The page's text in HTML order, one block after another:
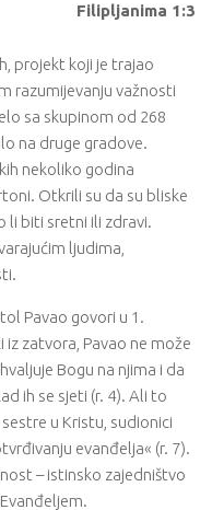
Filipljanima 1:3
projekt koji je trajao
razumijevanju važnosti
sa skupinom od 268
na druge gradove.
nekoliko godina
Otkrili su da su bliske
li biti sretni ili zdravi.
ljudima,
Pavao govori u 1.
iz zatvora, Pavao ne može
Bogu na njima i da
ih se sjeti (r. 4). Ali to
u Kristu, sudionici
evanđelja« (r. 7).
– istinsko zajedništvo